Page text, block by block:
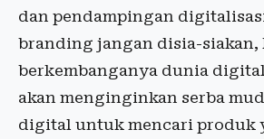
dan pendampingan
branding jangan disia-siakan,
berkembanganya dunia
akan menginginkan serba
digital untuk mencari produk